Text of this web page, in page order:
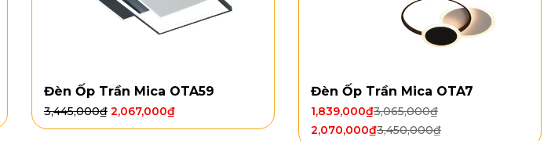
Đèn Ốp Trần Mica OTA59
3,445,000₫ 2,067,000₫
Đèn Ốp Trần Mica OTA7
3,065,000₫
1,839,000₫
3,450,000₫
2,070,000₫